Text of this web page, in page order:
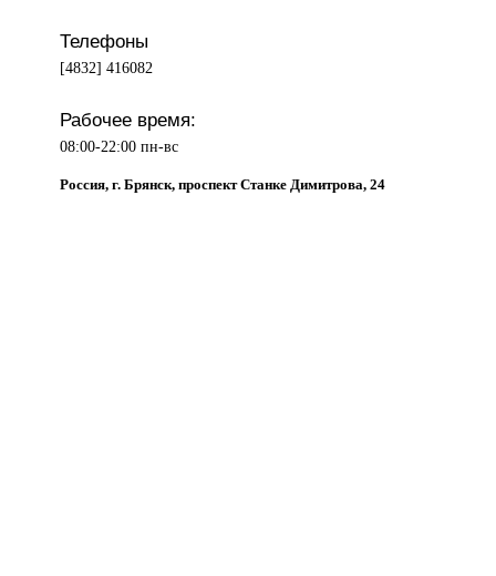
Телефоны
[4832] 416082
Рабочее время:
08:00-22:00 пн-вс
Россия, г. Брянск, проспект Станке Димитрова, 24